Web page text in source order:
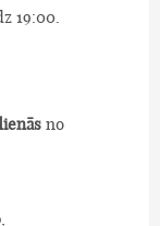
19:00.
no
,